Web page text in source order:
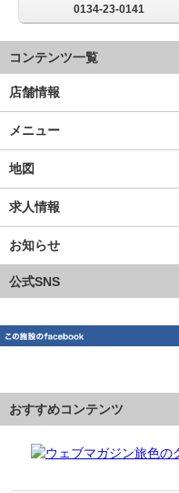
0134-23-0141
コンテンツ一覧
店舗情報
メニュー
地図
求人情報
お知らせ
公式SNS
おすすめコンテンツ